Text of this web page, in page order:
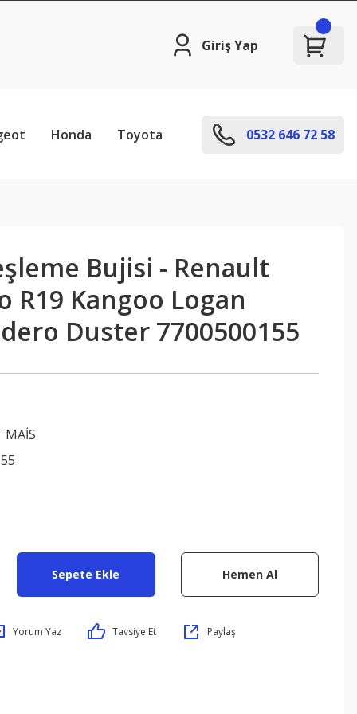
Giriş Yap
Honda Toyota 0532 646 72 58
Bujisi - Renault
R19 Kangoo Logan
Duster 7700500155
MAİS
Sepete Ekle Hemen Al
Yorum Yaz Tavsiye Et Paylaş